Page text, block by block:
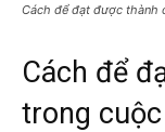
Cách để đạt được thành
Cách để
trong